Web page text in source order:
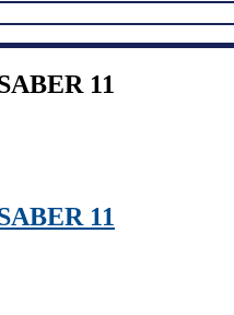
11
11